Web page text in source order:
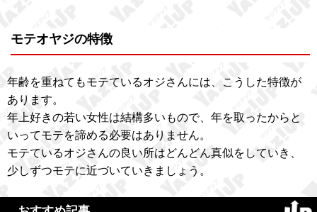
モテオヤジの特徴
年齢を重ねてもモテているオジさんには、こうした特徴が
あります。
年上好きの若い女性は結構多いもので、年を取ったからと
いってモテを諦める必要はありません。
モテているオジさんの良い所はどんどん真似をしていき、
少しずつモテに近づいていきましょう。